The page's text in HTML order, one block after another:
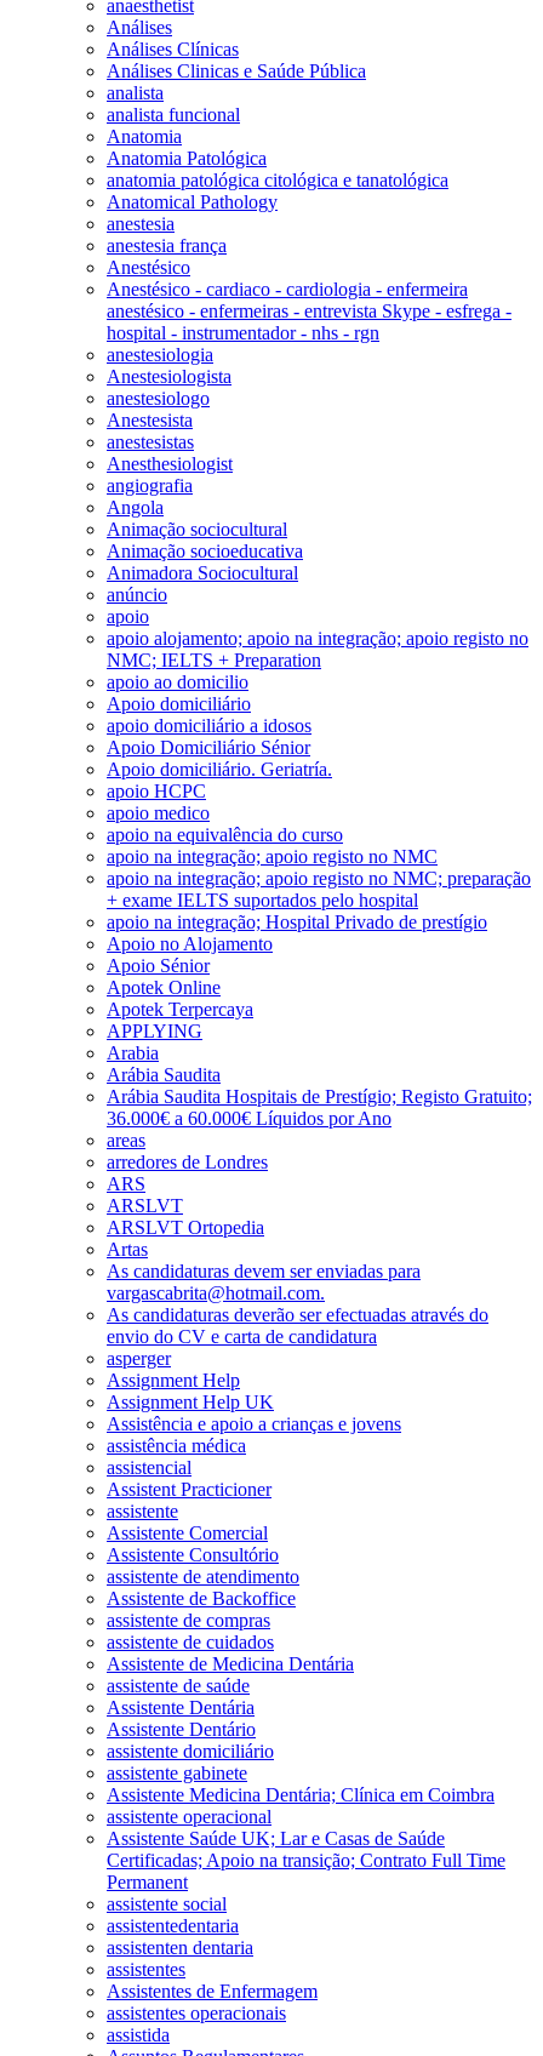
anaesthetist
Análises
Análises Clínicas
Análises Clinicas e Saúde Pública
analista
analista funcional
Anatomia
Anatomia Patológica
anatomia patológica citológica e tanatológica
Anatomical Pathology
anestesia
anestesia frança
Anestésico
Anestésico - cardiaco - cardiologia - enfermeira
anestésico - enfermeiras - entrevista Skype - esfrega -
hospital - instrumentador - nhs - rgn
anestesiologia
Anestesiologista
anestesiologo
Anestesista
anestesistas
Anesthesiologist
angiografia
Angola
Animação sociocultural
Animação socioeducativa
Animadora Sociocultural
anúncio
apoio
apoio alojamento; apoio na integração; apoio registo no
NMC; IELTS + Preparation
apoio ao domicilio
Apoio domiciliário
apoio domiciliário a idosos
Apoio Domiciliário Sénior
Apoio domiciliário. Geriatría.
apoio HCPC
apoio medico
apoio na equivalência do curso
apoio na integração; apoio registo no NMC
apoio na integração; apoio registo no NMC; preparação
+ exame IELTS suportados pelo hospital
apoio na integração; Hospital Privado de prestígio
Apoio no Alojamento
Apoio Sénior
Apotek Online
Apotek Terpercaya
APPLYING
Arabia
Arábia Saudita
Arábia Saudita Hospitais de Prestígio; Registo Gratuito;
36.000€ a 60.000€ Líquidos por Ano
areas
arredores de Londres
ARS
ARSLVT
ARSLVT Ortopedia
Artas
As candidaturas devem ser enviadas para
vargascabrita@hotmail.com.
As candidaturas deverão ser efectuadas através do
envio do CV e carta de candidatura
asperger
Assignment Help
Assignment Help UK
Assistência e apoio a crianças e jovens
assistência médica
assistencial
Assistent Practicioner
assistente
Assistente Comercial
Assistente Consultório
assistente de atendimento
Assistente de Backoffice
assistente de compras
assistente de cuidados
Assistente de Medicina Dentária
assistente de saúde
Assistente Dentária
Assistente Dentário
assistente domiciliário
assistente gabinete
Assistente Medicina Dentária; Clínica em Coimbra
assistente operacional
Assistente Saúde UK; Lar e Casas de Saúde
Certificadas; Apoio na transição; Contrato Full Time
Permanent
assistente social
assistentedentaria
assistenten dentaria
assistentes
Assistentes de Enfermagem
assistentes operacionais
assistida